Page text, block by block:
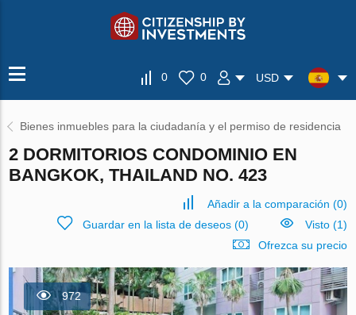
0 0 USD
Bienes inmuebles para la ciudadanía y el permiso de residencia
2 DORMITORIOS CONDOMINIO EN
BANGKOK, THAILAND NO. 423
Añadir a la comparación (0)
Guardar en la lista de deseos(0)
Visto (1)
Ofrezca su precio
972